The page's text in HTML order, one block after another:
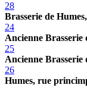
28
Brasserie de
24
Ancienne Brasserie
25
Ancienne Brasserie
26
Humes, rue